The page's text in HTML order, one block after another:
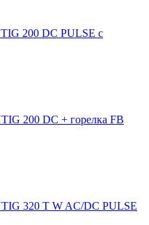
200 DC PULSE с
200 DC + горелка FB
320 T W AC/DC PULSE